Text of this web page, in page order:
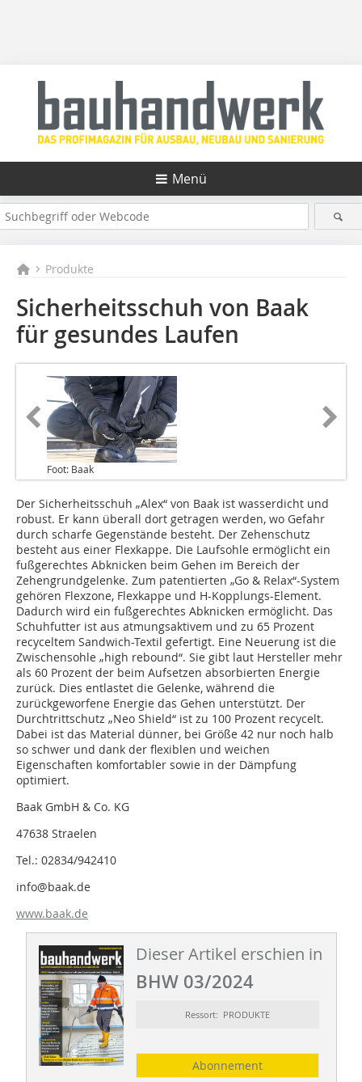
Menü
Produkte
Sicherheitsschuh von Baak
für gesundes Laufen
Foot: Baak
Der Sicherheitsschuh „Alex“ von Baak ist wasserdicht und
robust. Er kann überall dort getragen werden, wo Gefahr
durch scharfe Gegenstände besteht. Der Zehenschutz
besteht aus einer Flexkappe. Die Laufsohle ermöglicht ein
fußgerechtes Abknicken beim Gehen im Bereich der
Zehengrundgelenke. Zum patentierten „Go & Relax“-System
gehören Flexzone, Flexkappe und H-Kopplungs-Element.
Dadurch wird ein fußgerechtes Abknicken ermöglicht. Das
Schuhfutter ist aus atmungsaktivem und zu 65 Prozent
recyceltem Sandwich-Textil gefertigt. Eine Neuerung ist die
Zwischensohle „high rebound“. Sie gibt laut Hersteller mehr
als 60 Prozent der beim Aufsetzen absorbierten Energie
zurück. Dies entlastet die Gelenke, während die
zurückgeworfene Energie das Gehen unterstützt. Der
Durchtrittschutz „Neo Shield“ ist zu 100 Prozent recycelt.
Dabei ist das Material dünner, bei Größe 42 nur noch halb
so schwer und dank der flexiblen und weichen
Eigenschaften komfortabler sowie in der Dämpfung
optimiert.
Baak GmbH & Co. KG
47638 Straelen
Tel.: 02834/942410
info@baak.de
www.baak.de
Dieser Artikel erschien in
BHW 03/2024
Ressort: PRODUKTE
Abonnement